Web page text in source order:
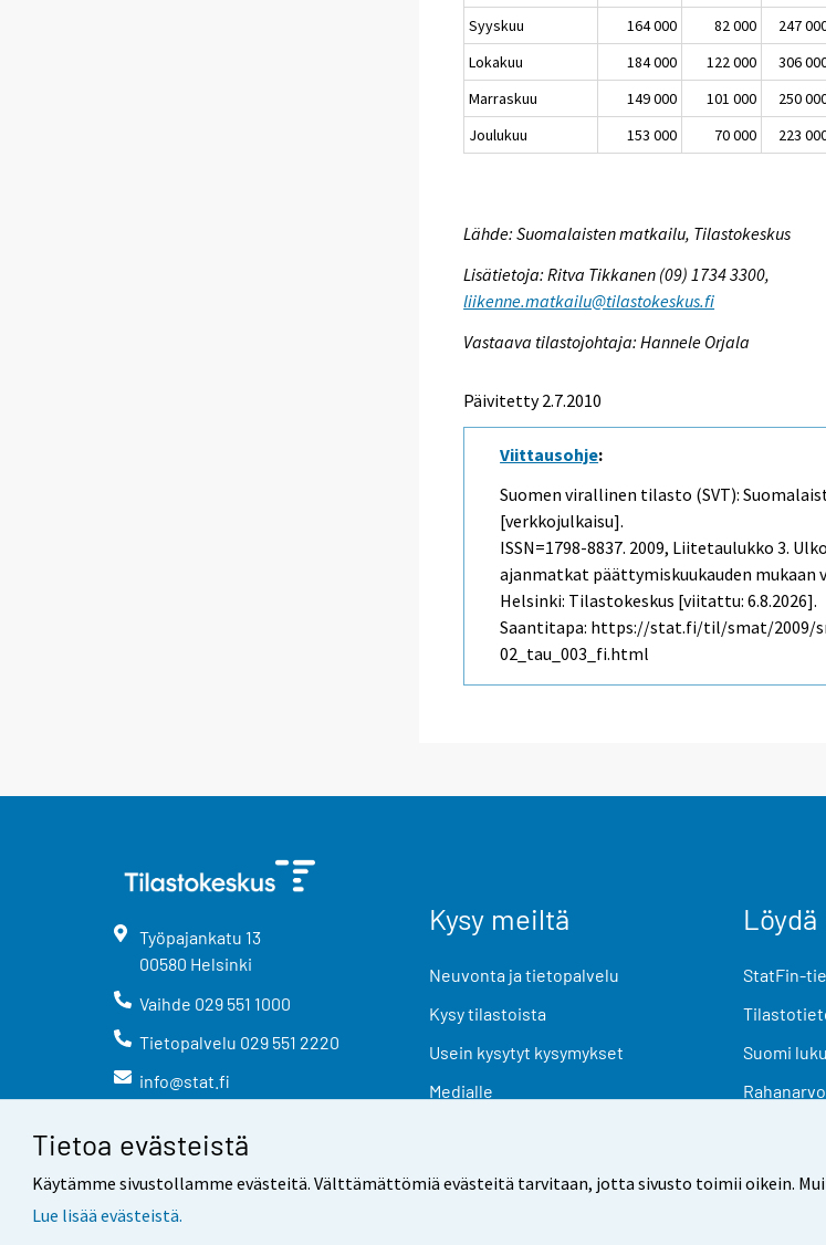
Tietoa evästeistä
Käytämme sivustollamme evästeitä. Välttämättömiä evästeitä tarvitaan, jotta sivusto toimii oikein.
Lue lisää evästeistä.
Syyskuu
164 000 82 000 247
Lokakuu
184 000 122 000 306
Marraskuu
149 000 101 000 250
Joulukuu
153 000 70 000 223
Lähde: Suomalaisten matkailu, Tilastokeskus
Lisätietoja: Ritva Tikkanen (09) 1734 3300,
liikenne.matkailu@tilastokeskus.fi
Vastaava tilastojohtaja: Hannele Orjala
Päivitetty 2.7.2010
Viittausohje:
Suomen virallinen tilasto (SVT):
[verkkojulkaisu].
ISSN=1798-8837. 2009, Liitetaulukko 3.
ajanmatkat päättymiskuukauden mukaan
Helsinki: Tilastokeskus [viitattu: 6.8.2026].
Saantitapa: https://stat.fi/til/smat/2009/
02_tau_003_fi.html
Työpajankatu 13
00580 Helsinki
Vaihde 029 551 1000
Tietopalvelu 029 551 2220
info@stat.fi
Kysy meiltä
Neuvonta ja tietopalvelu
Kysy tilastoista
Usein kysytyt kysymykset
Medialle
StatFin-
Suomi